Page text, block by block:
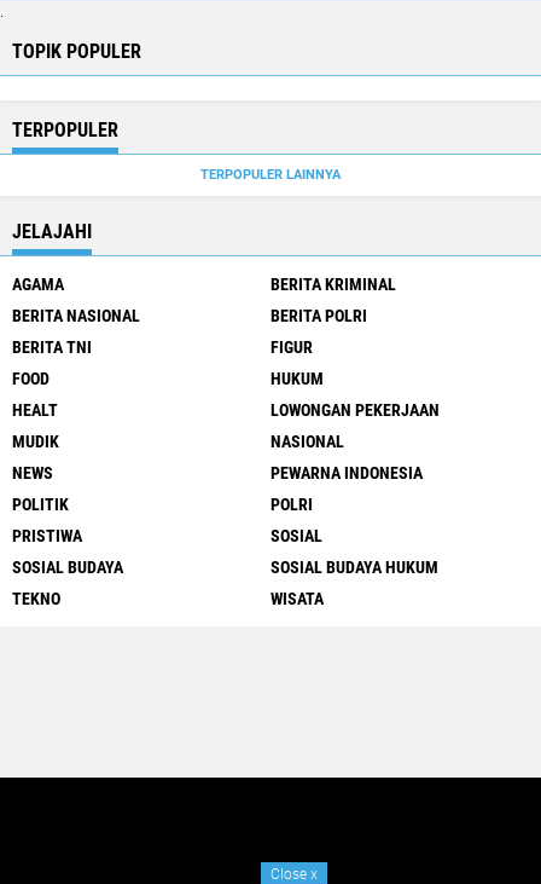
.
TOPIK POPULER
TERPOPULER
TERPOPULER LAINNYA
JELAJAHI
AGAMA
BERITA KRIMINAL
BERITA NASIONAL
BERITA POLRI
BERITA TNI
FIGUR
FOOD
HUKUM
HEALT
LOWONGAN PEKERJAAN
MUDIK
NASIONAL
NEWS
PEWARNA INDONESIA
POLITIK
POLRI
PRISTIWA
SOSIAL
SOSIAL BUDAYA
SOSIAL BUDAYA HUKUM
TEKNO
WISATA
Close x